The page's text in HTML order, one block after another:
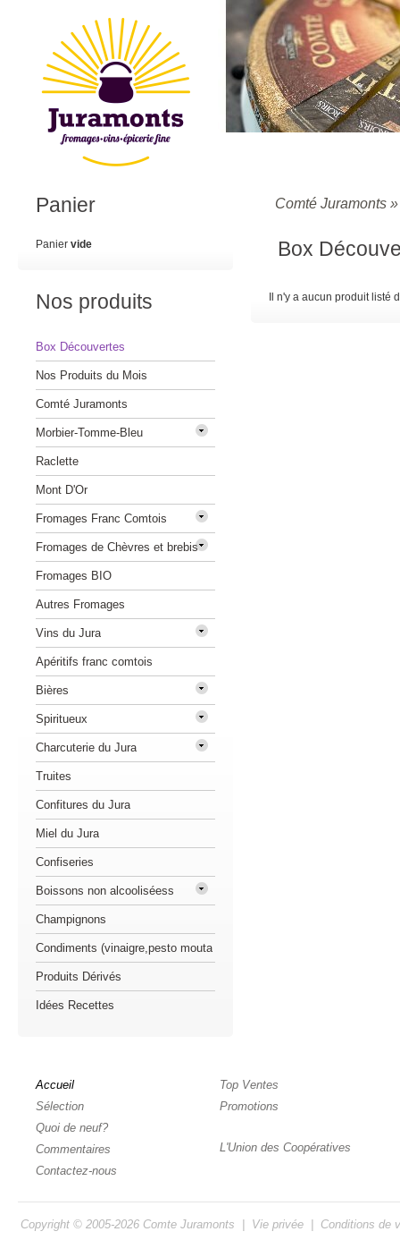
Comté Juramonts
Box
Il n'y a aucun produit listé
Panier
Panier vide
Nos produits
Box Découvertes
Nos Produits du Mois
Comté Juramonts
Morbier-Tomme-Bleu
Raclette
Mont D'Or
Fromages Franc Comtois
Fromages de Chèvres et brebis
Fromages BIO
Autres Fromages
Vins du Jura
Apéritifs franc comtois
Bières
Spiritueux
Charcuterie du Jura
Truites
Confitures du Jura
Miel du Jura
Confiseries
Boissons non alcooliséess
Champignons
Condiments (vinaigre,pesto mouta
Produits Dérivés
Idées Recettes
Accueil
Sélection
Quoi de neuf?
Commentaires
Contactez-nous
Top Ventes
Promotions
L'Union des Coopératives
Copyright © 2005-2026 Comte Juramonts Vie privée Conditions de